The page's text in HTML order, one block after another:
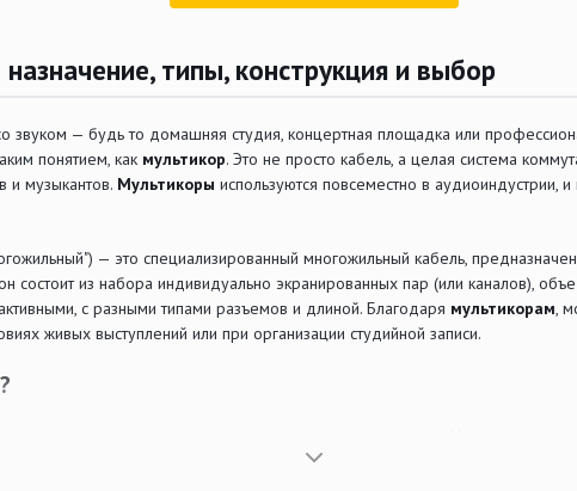
типы, конструкция и выбор
звуком — будь то домашняя студия, концертная площадка или
понятием, как мультикор. Это не просто кабель, а целая система
и музыкантов. Мультикоры используются повсеместно в аудиоиндустрии,
— это специализированный многожильный кабель,
состоит из набора индивидуально экранированных пар (или каналов),
с разными типами разъемов и длиной. Благодаря мультикорам,
живых выступлений или при организации студийной записи.